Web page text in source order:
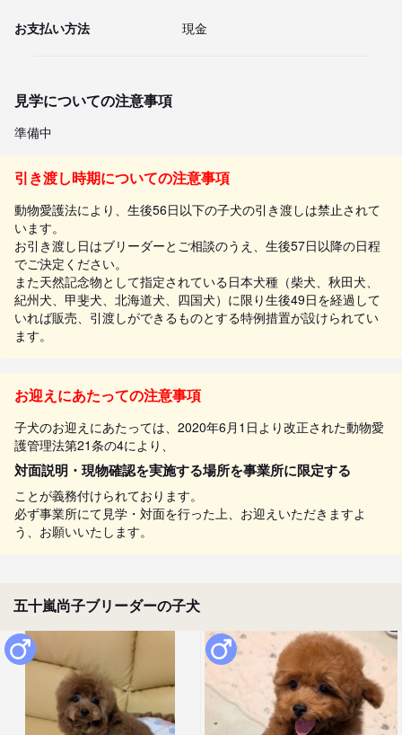
お支払い方法 現金
見学についての注意事項
準備中
引き渡し時期についての注意事項
動物愛護法により、生後56日以下の子犬の引き渡しは禁止されて
います。
お引き渡し日はブリーダーとご相談のうえ、生後57日以降の日程
でご決定ください。
また天然記念物として指定されている日本犬種（柴犬、秋田犬、
紀州犬、甲斐犬、北海道犬、四国犬）に限り生後49日を経過して
いれば販売、引渡しができるものとする特例措置が設けられてい
ます。
お迎えにあたっての注意事項
子犬のお迎えにあたっては、2020年6月1日より改正された動物愛
護管理法第21条の4により、
対面説明・現物確認を実施する場所を事業所に限定する
ことが義務付けられております。
必ず事業所にて見学・対面を行った上、お迎えいただきますよ
う、お願いいたします。
五十嵐尚子ブリーダーの子犬